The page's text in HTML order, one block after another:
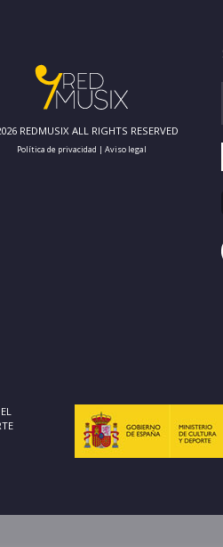
REDMUSIX ALL RIGHTS RESERVED
Política de privacidad | Aviso legal